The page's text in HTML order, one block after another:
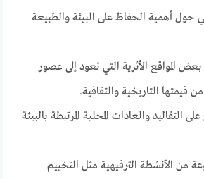
حول أهمية الحفاظ على البيئة والطبيعة
المواقع الأثرية التي تعود إلى عصور
قيمتها التاريخية والثقافية.
التقاليد والعادات المحلية المرتبطة بالبيئة
من الأنشطة الترفيهية مثل التخييم